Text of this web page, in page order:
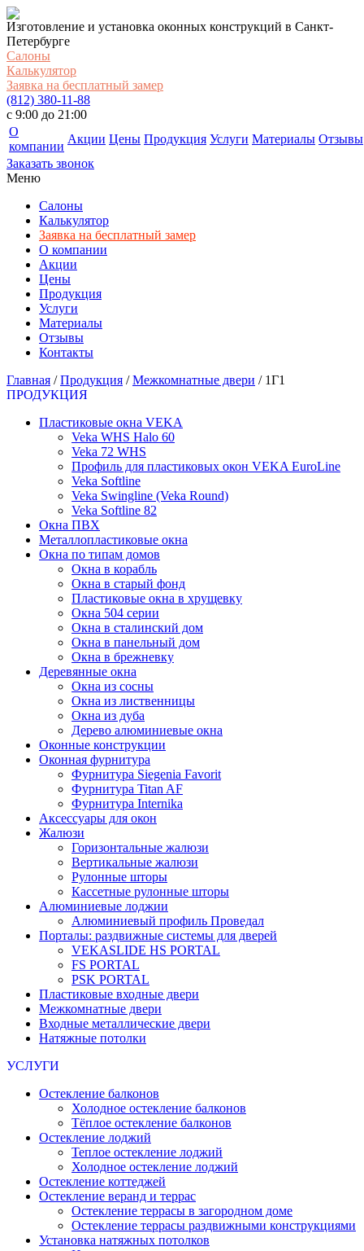
Изготовление и установка оконных конструкций в Санкт-
Петербурге
Салоны
Калькулятор
Заявка на бесплатный замер
(812) 380-11-88
c 9:00 до 21:00
О
компании
Акции Цены Продукция Услуги Материалы Отзывы
Заказать звонок
Меню
Салоны
Калькулятор
Заявка на бесплатный замер
О компании
Акции
Цены
Продукция
Услуги
Материалы
Отзывы
Контакты
Главная /Продукция /Межкомнатные двери / 1Г1
ПРОДУКЦИЯ
Пластиковые окна VEKA
Veka WHS Halo 60
Veka 72 WHS
Профиль для пластиковых окон VEKA EuroLine
Veka Softline
Veka Swingline (Veka Round)
Veka Softline 82
Окна ПВХ
Металлопластиковые окна
Окна по типам домов
Окна в корабль
Окна в старый фонд
Пластиковые окна в хрущевку
Окна 504 серии
Окна в сталинский дом
Окна в панельный дом
Окна в брежневку
Деревянные окна
Окна из сосны
Окна из лиственницы
Окна из дуба
Дерево алюминиевые окна
Оконные конструкции
Оконная фурнитура
Фурнитура Siegenia Favorit
Фурнитура Titan AF
Фурнитура Internika
Аксессуары для окон
Жалюзи
Горизонтальные жалюзи
Вертикальные жалюзи
Рулонные шторы
Кассетные рулонные шторы
Алюминиевые лоджии
Алюминиевый профиль Проведал
Порталы: раздвижные системы для дверей
VEKASLIDE HS PORTAL
FS PORTAL
PSK PORTAL
Пластиковые входные двери
Межкомнатные двери
Входные металлические двери
Натяжные потолки
УСЛУГИ
Остекление балконов
Холодное остекление балконов
Тёплое остекление балконов
Остекление лоджий
Теплое остекление лоджий
Холодное остекление лоджий
Остекление коттеджей
Остекление веранд и террас
Остекление террасы в загородном доме
Остекление террасы раздвижными конструкциями
Установка натяжных потолков